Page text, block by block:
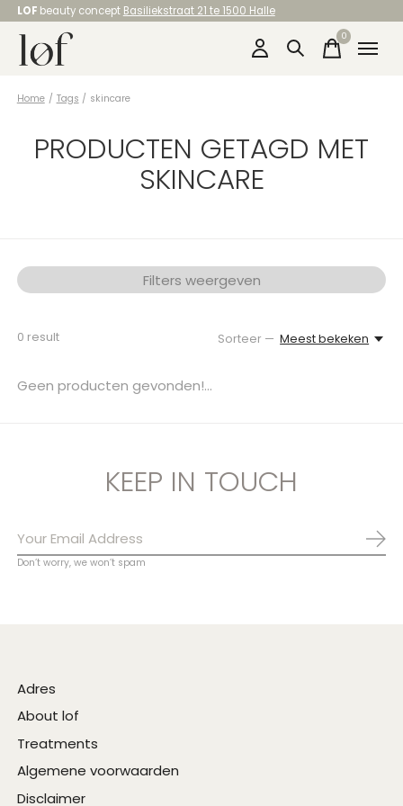
LOF beauty concept Basiliekstraat 21 te 1500 Halle
0items
Home / Tags / skincare
PRODUCTEN GETAGD MET
SKINCARE
Filters weergeven
0 result Sorteer — Meest bekeken
Geen producten gevonden!...
KEEP IN TOUCH
Don’t worry, we won’t spam
Adres
About lof
Treatments
Algemene voorwaarden
Disclaimer